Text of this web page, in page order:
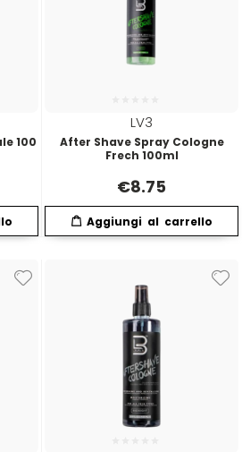
Tecnofilati
TecnoTurbo
Termix
Tondeo
100
LV3
After Shave Spray Cologne
Frech 100ml
€8.75